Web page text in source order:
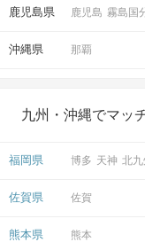
鹿児島県 鹿児島 霧島国
沖縄県 那覇
九州・沖縄でマッ
福岡県 博多 天神 北九
佐賀県 佐賀
熊本県 熊本